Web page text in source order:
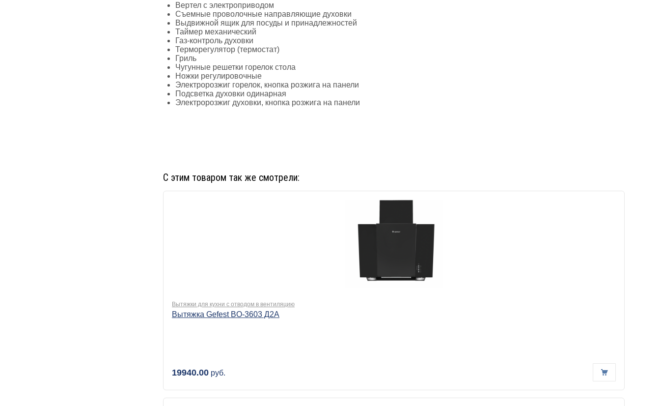
Вертел с электроприводом
Съемные проволочные направляющие духовки
Выдвижной ящик для посуды и принадлежностей
Таймер механический
Газ-контроль духовки
Терморегулятор (термостат)
Гриль
Чугунные решетки горелок стола
Ножки регулировочные
Электророзжиг горелок, кнопка розжига на панели
Подсветка духовки одинарная
Электророзжиг духовки, кнопка розжига на панели
С этим товаром так же смотрели:
Вытяжки для кухни с отводом в вентиляцию
Вытяжка Gefest BO-3603 Д2А
19940.00 руб.